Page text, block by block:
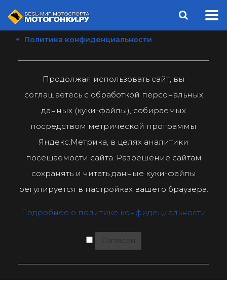
Политика конфиденциальности
Продолжая использовать сайт, вы
соглашаетесь с обработкой персональных
данных (куки-файлы), собираемых
посредством метрической программы
Яндекс.Метрика, в целях аналитики
посещаемости сайта. Разрешение сайтам
сохранять и читать данные куки-файлы
регулируется в настройках вашего браузера.
Подробнее о политике конфидециальности
Согласен